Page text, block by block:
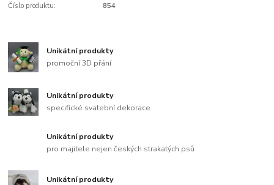
Číslo produktu: 854
Unikátní produkty
promoční 3D přání
Unikátní produkty
specifické svatební dekorace
Unikátní produkty
pro majitele nejen českých strakatých psů
Unikátní produkty